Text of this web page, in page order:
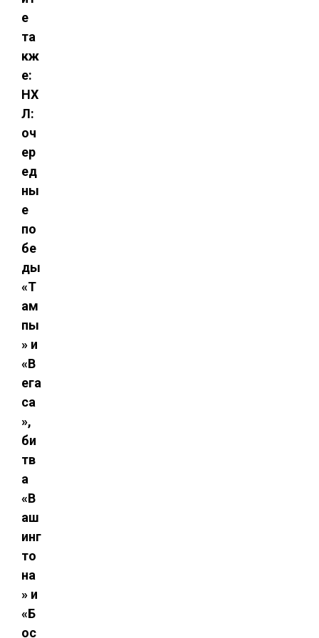
е
та
кж
е:
НХ
Л:
оч
ер
ед
ны
е
по
бе
ды
«Т
ам
пы
» и
«В
ега
са
»,
би
тв
а
«В
аш
инг
то
на
» и
«Б
ос